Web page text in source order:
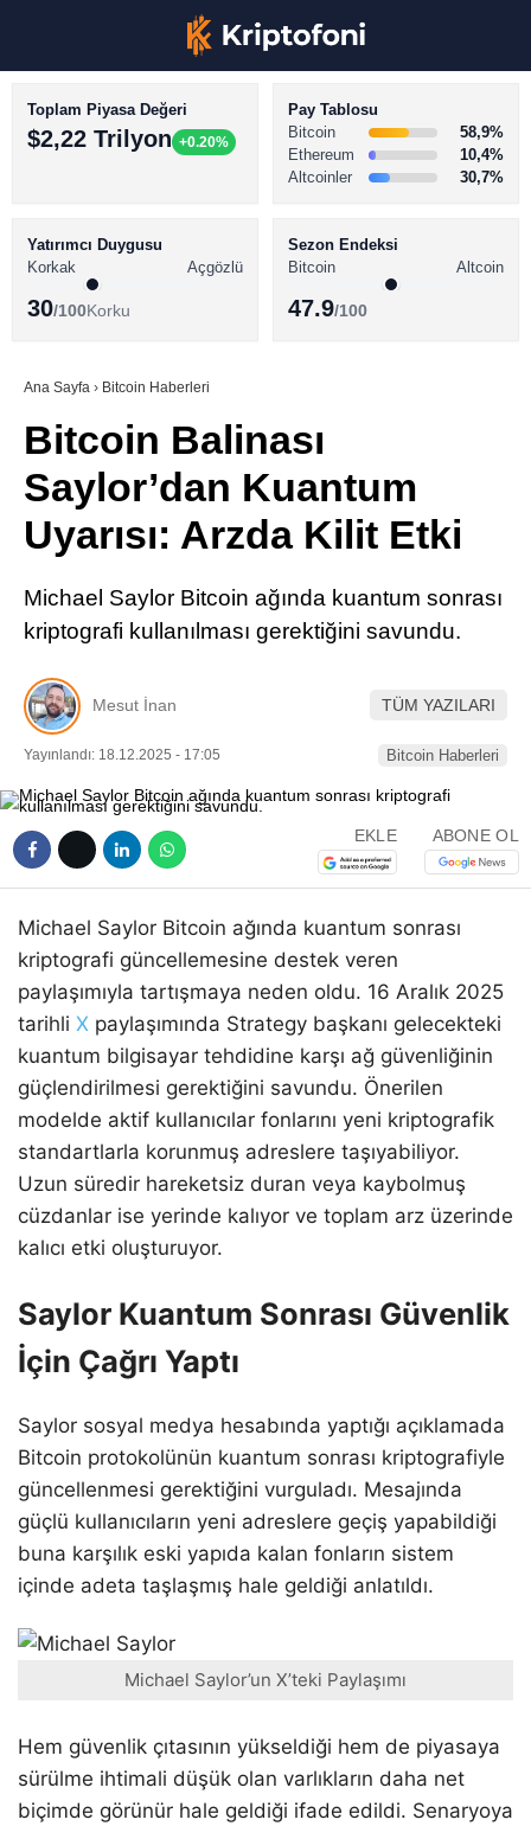
TikTok
LinkedIn
Telegram
BİTCOİN HABERLERİ
ALTCOİN HABERLERİ
SÖZLÜK
Toplam Piyasa Değeri
$2,22 Trilyon +0.20%
Pay Tablosu
Bitcoin
58,9%
Ethereum
10,4%
Altcoinler
30,7%
Yatırımcı Duygusu
Korkak
Açgözlü
30/100Korku
Sezon Endeksi
Bitcoin
Altcoin
47.9/100
Ana Sayfa › Bitcoin Haberleri
Bitcoin Balinası
Saylor’dan Kuantum
Uyarısı: Arzda Kilit Etki
Michael Saylor Bitcoin ağında kuantum sonrası
kriptografi kullanılması gerektiğini savundu.
Mesut İnan TÜM YAZILARI
Yayınlandı: 18.12.2025 - 17:05 Bitcoin Haberleri
EKLE ABONE OL
Michael Saylor Bitcoin ağında kuantum sonrası
kriptografi güncellemesine destek veren
paylaşımıyla tartışmaya neden oldu. 16 Aralık 2025
tarihli X paylaşımında Strategy başkanı gelecekteki
kuantum bilgisayar tehdidine karşı ağ güvenliğinin
güçlendirilmesi gerektiğini savundu. Önerilen
modelde aktif kullanıcılar fonlarını yeni kriptografik
standartlarla korunmuş adreslere taşıyabiliyor.
Uzun süredir hareketsiz duran veya kaybolmuş
cüzdanlar ise yerinde kalıyor ve toplam arz üzerinde
kalıcı etki oluşturuyor.
Saylor Kuantum Sonrası Güvenlik
İçin Çağrı Yaptı
Saylor sosyal medya hesabında yaptığı açıklamada
Bitcoin protokolünün kuantum sonrası kriptografiyle
güncellenmesi gerektiğini vurguladı. Mesajında
güçlü kullanıcıların yeni adreslere geçiş yapabildiği
buna karşılık eski yapıda kalan fonların sistem
içinde adeta taşlaşmış hale geldiği anlatıldı.
Michael Saylor’un X’teki Paylaşımı
Hem güvenlik çıtasının yükseldiği hem de piyasaya
sürülme ihtimali düşük olan varlıkların daha net
biçimde görünür hale geldiği ifade edildi. Senaryoya